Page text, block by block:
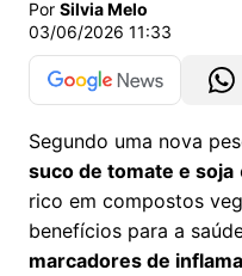
Por Silvia Melo
03/06/2026 11:33
Segundo uma nova
suco de tomate e soja
rico em compostos
benefícios para a
marcadores de